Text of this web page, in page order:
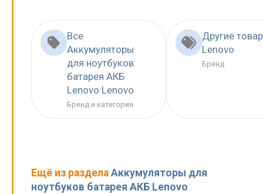
Все
Аккумуляторы
для ноутбуков
батарея АКБ
Lenovo Lenovo
Бренд и категория
Другие
Lenovo
Бренд
Ещё из раздела Аккумуляторы для
ноутбуков батарея АКБ Lenovo